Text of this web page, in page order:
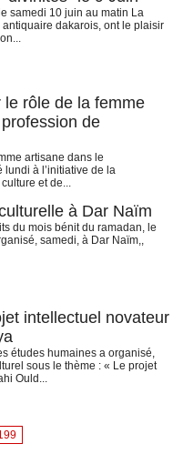
samedi 10 juin au matin La
dakarois, ont le plaisir
le rôle de la femme
de
artisane dans le
à l’initiative de la
et de...
à Dar Naïm
du mois bénit du ramadan, le
samedi, à Dar Naïm,,
intellectuel novateur
études humaines a organisé,
sous le thème : « Le projet
Ould...